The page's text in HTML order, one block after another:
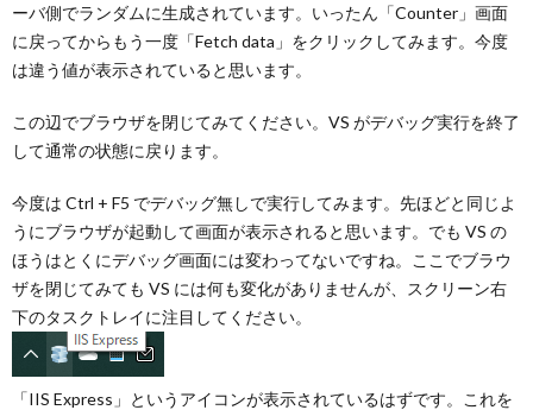
ーバ側でランダムに生成されています。いったん「Counter」画面
に戻ってからもう一度「Fetch data」をクリックしてみます。今度
は違う値が表示されていると思います。
この辺でブラウザを閉じてみてください。VS がデバッグ実行を終了
して通常の状態に戻ります。
今度は Ctrl + F5 でデバッグ無しで実行してみます。先ほどと同じよ
うにブラウザが起動して画面が表示されると思います。でも VS の
ほうはとくにデバッグ画面には変わってないですね。ここでブラウ
ザを閉じてみても VS には何も変化がありませんが、スクリーン右
下のタスクトレイに注目してください。
「IIS Express」というアイコンが表示されているはずです。これを